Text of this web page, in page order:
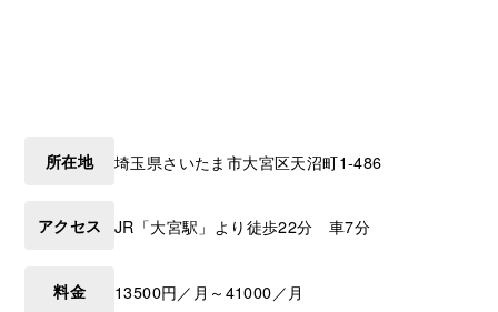
所在地 埼玉県さいたま市大宮区天沼町1-486
アクセス JR「大宮駅」より徒歩22分 車7分
料金 13500円／月～41000／月